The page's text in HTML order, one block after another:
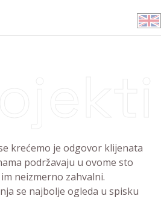
krećemo je odgovor klijenata
podržavaju u ovome sto
neizmerno zahvalni.
se najbolje ogleda u spisku